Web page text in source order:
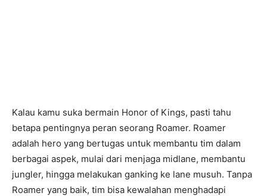
Kalau kamu suka bermain Honor of Kings, pasti tahu
betapa pentingnya peran seorang Roamer. Roamer
adalah hero yang bertugas untuk membantu tim dalam
berbagai aspek, mulai dari menjaga midlane, membantu
jungler, hingga melakukan ganking ke lane musuh. Tanpa
Roamer yang baik, tim bisa kewalahan menghadapi